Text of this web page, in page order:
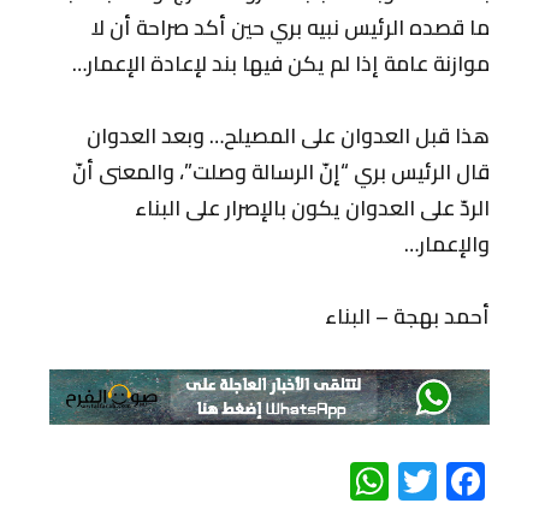
ما قصده الرئيس نبيه بري حين أكد صراحة أن لا
موازنة عامة إذا لم يكن فيها بند لإعادة الإعمار…
هذا قبل العدوان على المصيلح… وبعد العدوان
قال الرئيس بري “إنّ الرسالة وصلت”، والمعنى أنّ
الردّ على العدوان يكون بالإصرار على البناء
والإعمار…
أحمد بهجة – البناء
Facebook
Twitter
WhatsApp